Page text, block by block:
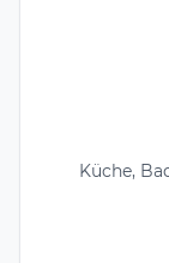
Küche,